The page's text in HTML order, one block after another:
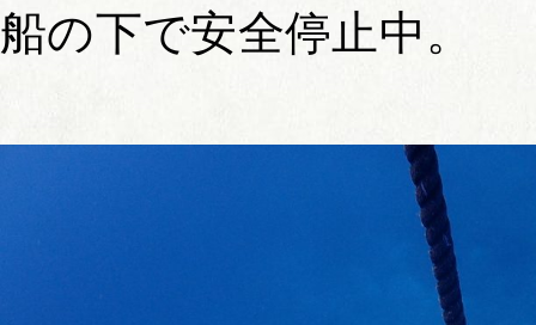
船の下で安全停止中。